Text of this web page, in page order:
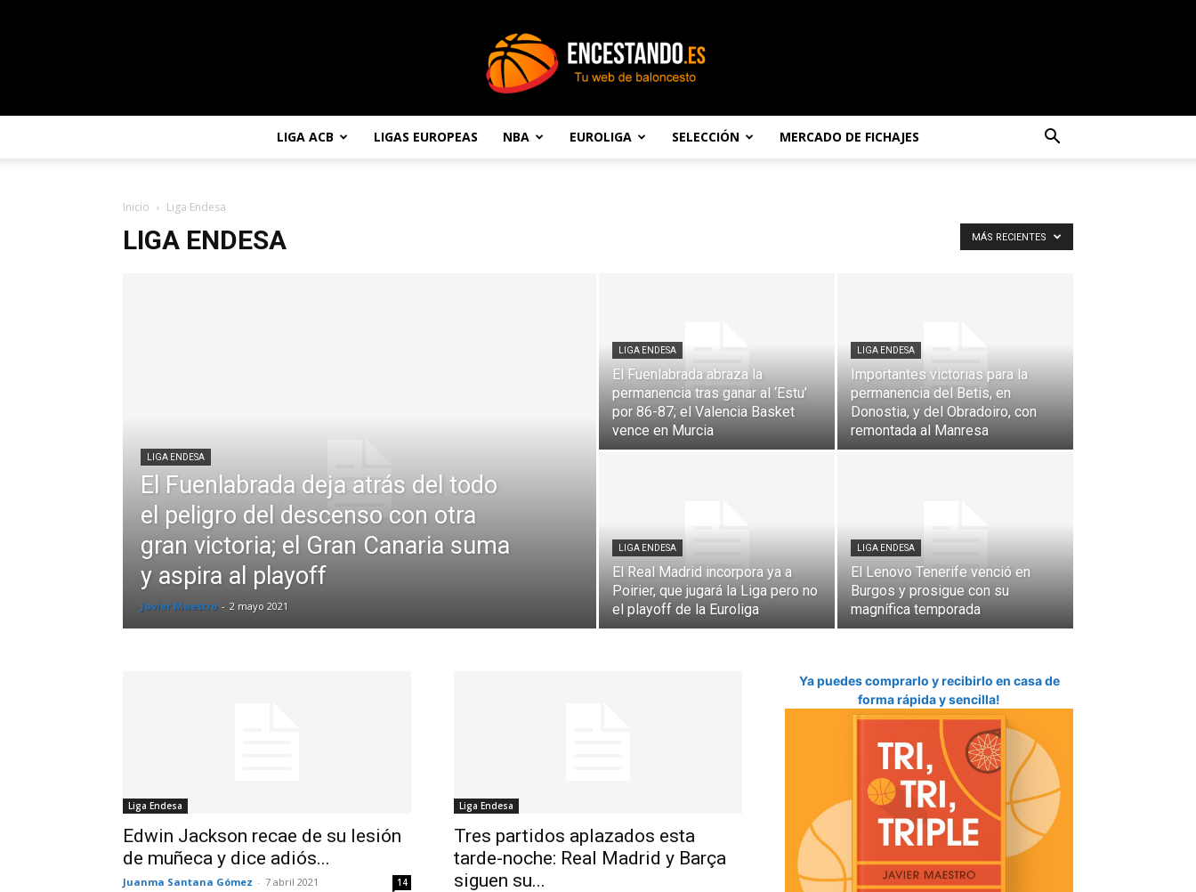
LIGA ACB LIGAS EUROPEAS NBA EUROLIGA SELECCIÓN MERCADO DE FICHAJES
Inicio Liga Endesa
LIGA ENDESA MÁS RECIENTES
LIGA ENDESA
El Fuenlabrada deja atrás del todo
el peligro del descenso con otra
gran victoria; el Gran Canaria suma
y aspira al playoff
Javier Maestro - 2 mayo 2021
LIGA ENDESA
El Fuenlabrada abraza la
permanencia tras ganar al ‘Estu’
por 86-87; el Valencia Basket
vence en Murcia
LIGA ENDESA
Importantes victorias para la
permanencia del Betis, en
Donostia, y del Obradoiro, con
remontada al Manresa
LIGA ENDESA
El Real Madrid incorpora ya a
Poirier, que jugará la Liga pero no
el playoff de la Euroliga
LIGA ENDESA
El Lenovo Tenerife venció en
Burgos y prosigue con su
magnífica temporada
Liga Endesa
Edwin Jackson recae de su lesión
de muñeca y dice adiós...
Juanma Santana Gómez - 7 abril 2021 14
Liga Endesa
Tres partidos aplazados esta
tarde-noche: Real Madrid y Barça
siguen su...
Ya puedes comprarlo y recibirlo en casa de
forma rápida y sencilla!